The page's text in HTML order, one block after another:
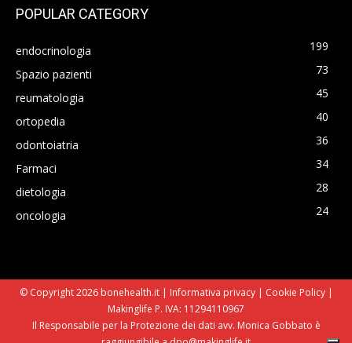
POPULAR CATEGORY
endocrinologia
199
Spazio pazienti
73
reumatologia
45
ortopedia
40
odontoiatria
36
Farmaci
34
dietologia
28
oncologia
24
© Copyright 2026 bonehealth.it | Informativa privacy| Cookie Policy|
Makinglife P. IVA: 11294110967
Il Responsabile per la Protezione dei dati avv. Monica Gobbato è